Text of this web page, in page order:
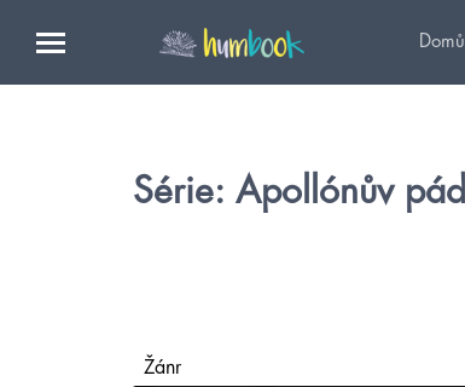
Domů
Série: Apollónův pád
Žánr